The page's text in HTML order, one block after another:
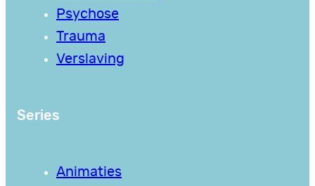
Psychose
Trauma
Verslaving
Series
Animaties